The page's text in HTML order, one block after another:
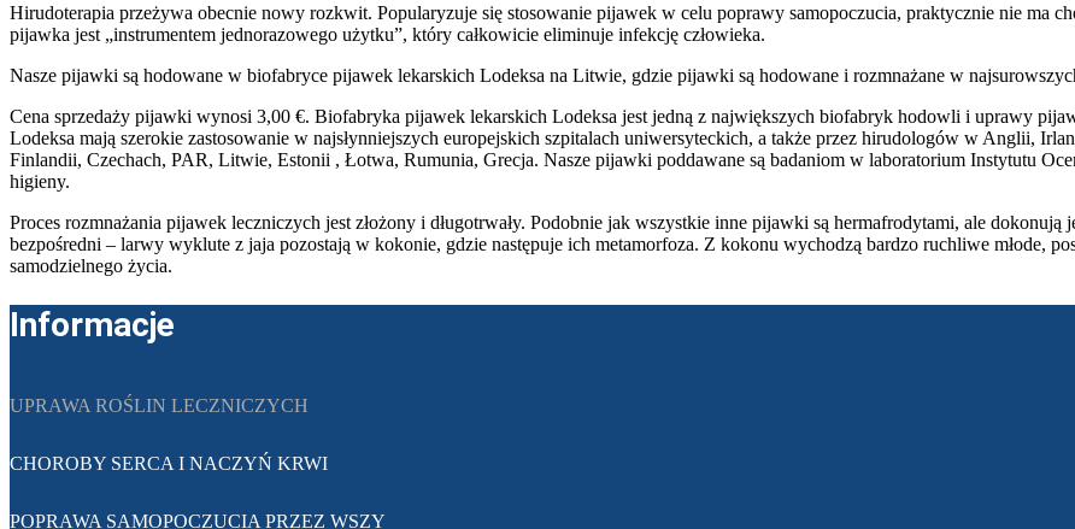
Hirudoterapia przeżywa obecnie nowy rozkwit. Popularyzuje się stosowanie pijawek w celu poprawy samopoczucia, praktycznie nie ma
pijawka jest „instrumentem jednorazowego użytku”, który całkowicie eliminuje infekcję człowieka.
Nasze pijawki są hodowane w biofabryce pijawek lekarskich Lodeksa na Litwie, gdzie pijawki są hodowane i rozmnażane w
Cena sprzedaży pijawki wynosi 3,00 €. Biofabryka pijawek lekarskich Lodeksa jest jedną z największych biofabryk hodowli i uprawy
Lodeksa mają szerokie zastosowanie w najsłynniejszych europejskich szpitalach uniwersyteckich, a także przez hirudologów w Anglii,
Finlandii, Czechach, PAR, Litwie, Estonii , Łotwa, Rumunia, Grecja. Nasze pijawki poddawane są badaniom w laboratorium Instytutu
higieny.
Proces rozmnażania pijawek leczniczych jest złożony i długotrwały. Podobnie jak wszystkie inne pijawki są hermafrodytami, ale
bezpośredni – larwy wyklute z jaja pozostają w kokonie, gdzie następuje ich metamorfoza. Z kokonu wychodzą bardzo ruchliwe młode,
samodzielnego życia.
Informacje
UPRAWA ROŚLIN LECZNICZYCH
CHOROBY SERCA I NACZYŃ KRWI
POPRAWA SAMOPOCZUCIA PRZEZ WSZY